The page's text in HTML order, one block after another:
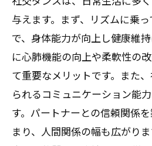
与えます。まず、リズムに乗
で、身体能力が向上し健康維
に心肺機能の向上や柔軟性の
て重要なメリットです。また
られるコミュニケーション能
す。パートナーとの信頼関係
まり、人間関係の幅も広がり